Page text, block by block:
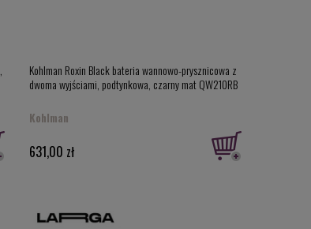
Kohlman Roxin Black bateria wannowo-prysznicowa z
dwoma wyjściami, podtynkowa, czarny mat QW210RB
Kohlman
631,00 zł